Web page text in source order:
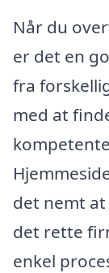
Når du
er det en
fra
med at
det nemt
det rette
enkel